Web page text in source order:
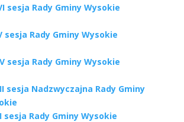
sesja Rady Gminy Wysokie
sesja Rady Gminy Wysokie
sesja Rady Gminy Wysokie
sesja Nadzwyczajna Rady Gminy
sesja Rady Gminy Wysokie